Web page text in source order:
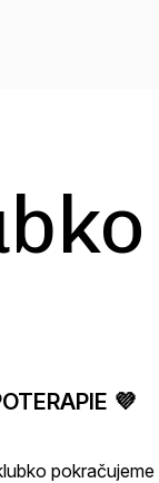
💜
pokračujeme